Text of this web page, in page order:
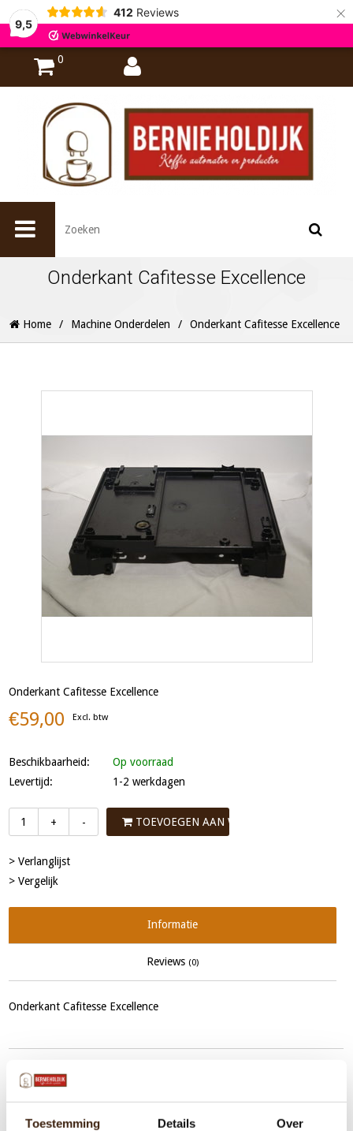
Toestemming Details Over
9,5
412 Reviews ×
0
Onderkant Cafitesse Excellence
Home / Machine Onderdelen / Onderkant Cafitesse Excellence
Onderkant Cafitesse Excellence
€59,00 Excl. btw
Beschikbaarheid:
Op voorraad
Levertijd:
1-2 werkdagen
+ - TOEVOEGEN AAN WINKELWAGEN
> Verlanglijst
> Vergelijk
Informatie
Reviews (0)
Onderkant Cafitesse Excellence